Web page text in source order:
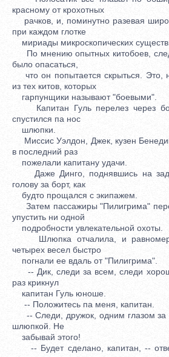
красному от крохотных
рачков, и, поминутно разевая
при каждом глотке
мириады микроскопических существ.
По мнению опытных китобоев,
было опасаться,
что он попытается скрыться. Это,
из тех китов, которых
гарпунщики называют "боевыми".
Капитан Гуль перелез через
спустился па нос
шлюпки.
Миссис Уэлдон, Джек, кузен
в последний раз
пожелали капитану удачи.
Даже Динго, поднявшись на
голову за борт, как
будто прощался с экипажем.
Затем пассажиры "Пилигрима"
упустить ни одной
подробности увлекательной охоты.
Шлюпка отчалила, и
четырех весел быстро
погнали ее вдаль от "Пилигрима".
-- Дик, следи за всем, следи
раз крикнул
капитан Гуль юноше.
-- Положитесь па меня, капитан.
-- Следи, дружок, одним глазом за
шлюпкой. Не
забывай этого!
-- Будет сделано, капитан, --